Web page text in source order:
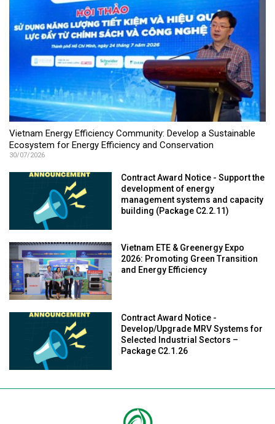
Vietnam Energy Efficiency Community: Develop a Sustainable
Ecosystem for Energy Efficiency and Conservation
30/07/2026
Contract Award Notice - Support the
development of energy
management systems and capacity
building (Package C2.2.11)
Vietnam ETE & Greenergy Expo
2026: Promoting Green Transition
and Energy Efficiency
Contract Award Notice -
Develop/Upgrade MRV Systems for
Selected Industrial Sectors –
Package C2.1.26